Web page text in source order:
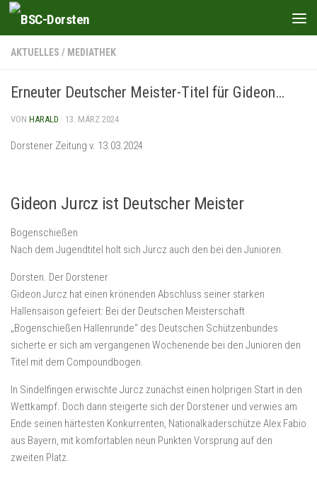
Zum Inhalt springen
AKTUELLES / MEDIATHEK
Erneuter Deutscher Meister-Titel für Gideon…
VON HARALD · 13. MÄRZ 2024
Dorstener Zeitung v. 13.03.2024
Gideon Jurcz ist Deutscher Meister
Bogenschießen
Nach dem Jugendtitel holt sich Jurcz auch den bei den Junioren.
Dorsten. Der Dorstener
Gideon Jurcz hat einen krönenden Abschluss seiner starken
Hallensaison gefeiert: Bei der Deutschen Meisterschaft
„Bogenschießen Hallenrunde“ des Deutschen Schützenbundes
sicherte er sich am vergangenen Wochenende bei den Junioren den
Titel mit dem Compoundbogen.
In Sindelfingen erwischte Jurcz zunächst einen holprigen Start in den
Wettkampf. Doch dann steigerte sich der Dorstener und verwies am
Ende seinen härtesten Konkurrenten, Nationalkaderschütze Alex Fabio
aus Bayern, mit komfortablen neun Punkten Vorsprung auf den
zweiten Platz.